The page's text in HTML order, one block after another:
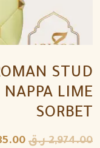
STUD
LIME
SORBET
2,974.00 ر.ق